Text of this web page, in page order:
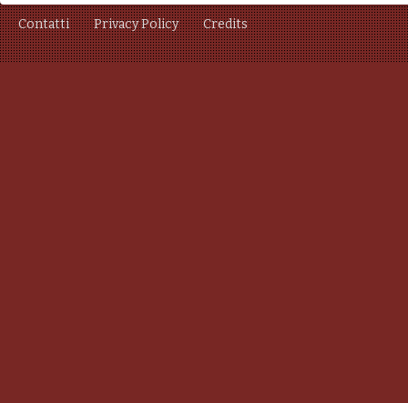
Contatti Privacy Policy Credits